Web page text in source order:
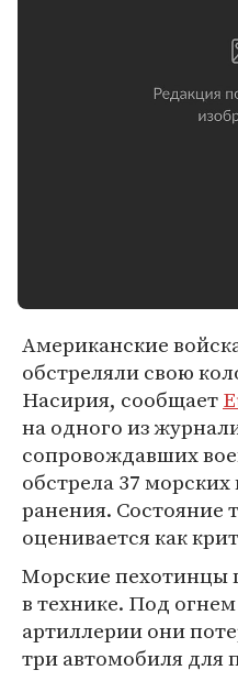
Американские
обстреляли свою
Насирия, сообщает
на одного из
сопровождавших
обстрела 37
ранения. Состояние
оценивается как
Морские пехотинцы
в технике. Под
артиллерии они
три автомобиля для